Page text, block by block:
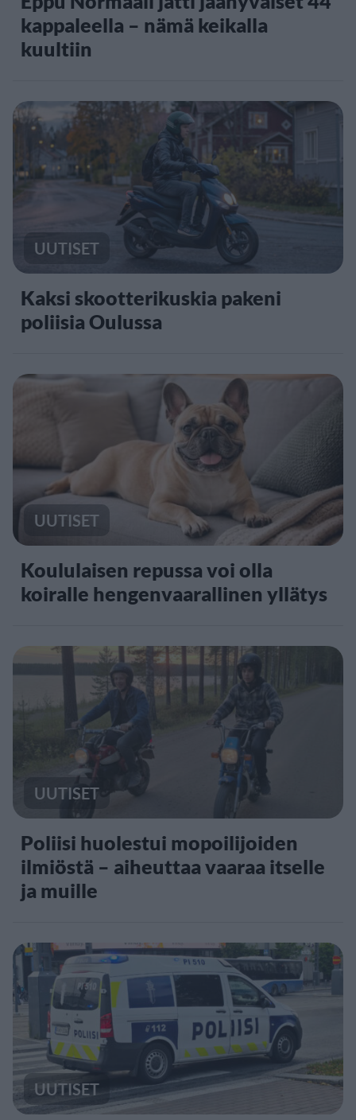
kappaleella – nämä keikalla
kuultiin
UUTISET
Kaksi skootterikuskia pakeni
poliisia Oulussa
UUTISET
Koululaisen repussa voi olla
koiralle hengenvaarallinen yllätys
UUTISET
Poliisi huolestui mopoilijoiden
ilmiöstä – aiheuttaa vaaraa itselle
ja muille
UUTISET